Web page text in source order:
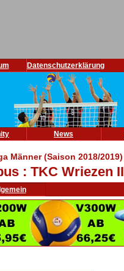
Datenschutzerklärung
News
Männer (Saison 2018/2019)
: TKC Wriezen II